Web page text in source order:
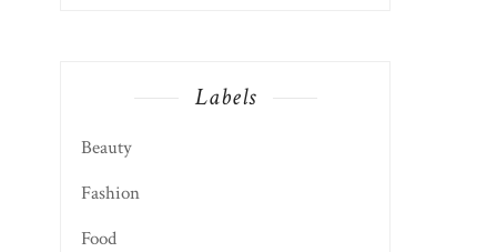
Labels
Beauty
Fashion
Food